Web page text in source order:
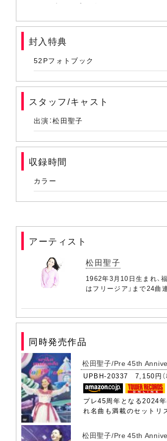
(10) 硝子のプリズム
(11) WITH YOU
(12) SWEET MEMORIES
(13) 銀色のオートバイ
(14) LET'S BOYHUNT
(15) ハートをRock
(16) 赤い靴のバレリーナ
(17) 赤いスイートピー
(19) 青い珊瑚礁～Blue Lagoon～
(22) 未来の花嫁
(23) Rock'n Rouge
(25) 夏の扉
(26) 20th Party
(27) 素敵にOnce Again
封入特典
52Pフォトブック
スタッフ/キャスト
出演：松田聖子
収録時間
カラー
アーティスト
松田聖子
1962年3月10日生まれ、
はフリージア」まで24
同時発売作品
松田聖子/Pre 45th
UPBH-20337 7,150円（
プレ45周年となる2024
れ名曲も満載のセットリ
松田聖子/Pre 45th